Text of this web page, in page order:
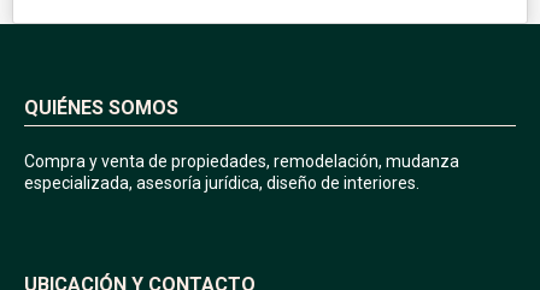
QUIÉNES SOMOS
Compra y venta de propiedades, remodelación, mudanza
especializada, asesoría jurídica, diseño de interiores.
UBICACIÓN Y CONTACTO